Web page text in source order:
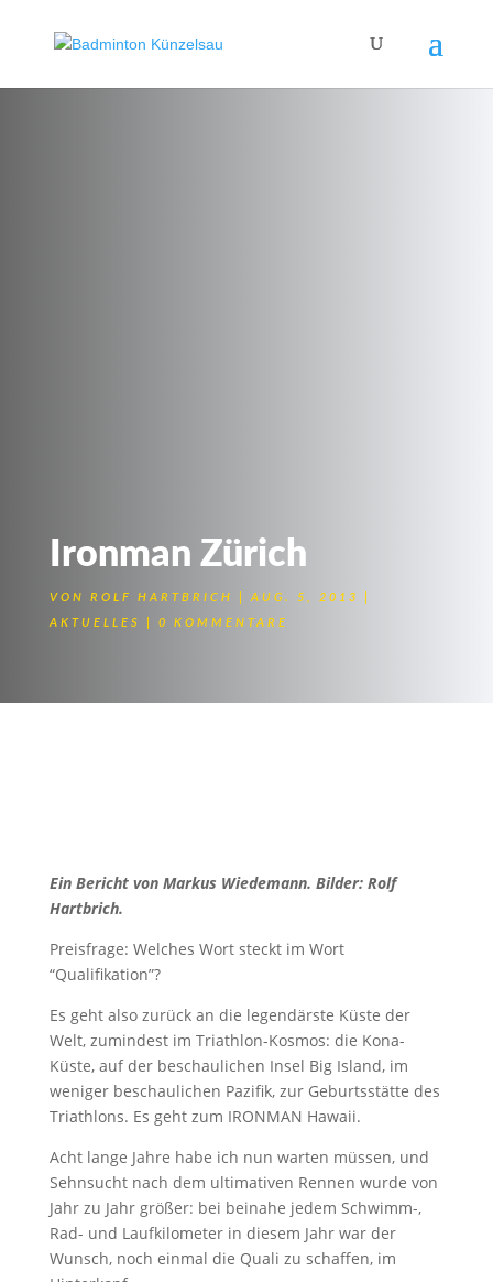
Ironman Zürich
VON ROLF HARTBRICH AUG. 5, 2013
AKTUELLES 0 KOMMENTARE
Ein Bericht von Markus Wiedemann. Bilder: Rolf
Hartbrich.
Preisfrage: Welches Wort steckt im Wort
“Qualifikation”?
Es geht also zurück an die legendärste Küste der
Welt, zumindest im Triathlon-Kosmos: die Kona-
Küste, auf der beschaulichen Insel Big Island, im
weniger beschaulichen Pazifik, zur Geburtsstätte des
Triathlons. Es geht zum IRONMAN Hawaii.
Acht lange Jahre habe ich nun warten müssen, und
Sehnsucht nach dem ultimativen Rennen wurde von
Jahr zu Jahr größer: bei beinahe jedem Schwimm-,
Rad- und Laufkilometer in diesem Jahr war der
Wunsch, noch einmal die Quali zu schaffen, im